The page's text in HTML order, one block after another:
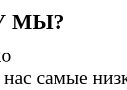
МЫ?
самые